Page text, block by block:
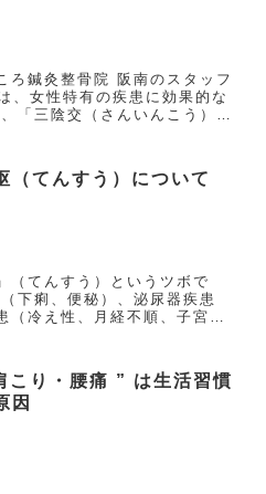
ろ鍼灸整骨院 阪南のスタッフ
、女性特有の疾患に効果的な
「三陰交（さんいんこう）」
（てんすう）について
（てんすう）というツボで
下痢、便秘）、泌尿器疾患
（冷え性、月経不順、子宮内
こり・腰痛 ” は生活習慣
因